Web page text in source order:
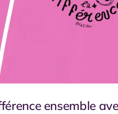
ensemble